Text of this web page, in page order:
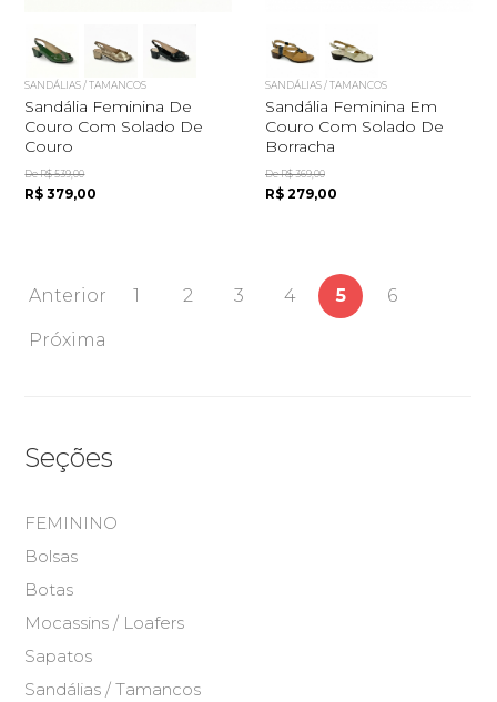
SANDÁLIAS / TAMANCOS
Sandália Feminina De
Couro Com Solado De
Couro
De R$ 539,00
R$ 379,00
SANDÁLIAS / TAMANCOS
Sandália Feminina Em
Couro Com Solado De
Borracha
De R$ 369,00
R$ 279,00
Anterior 1 2 3 4 5 6
Próxima
Seções
FEMININO
Bolsas
Botas
Mocassins / Loafers
Sapatos
Sandálias / Tamancos